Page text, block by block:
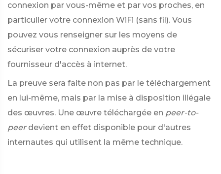
connexion par vous-même et par vos proches, en
particulier votre connexion WiFi (sans fil). Vous
pouvez vous renseigner sur les moyens de
sécuriser votre connexion auprès de votre
fournisseur d'accès à internet.
La preuve sera faite non pas par le téléchargement
en lui-même, mais par la mise à disposition illégale
des œuvres. Une œuvre téléchargée en peer-to-
peer devient en effet disponible pour d'autres
internautes qui utilisent la même technique.